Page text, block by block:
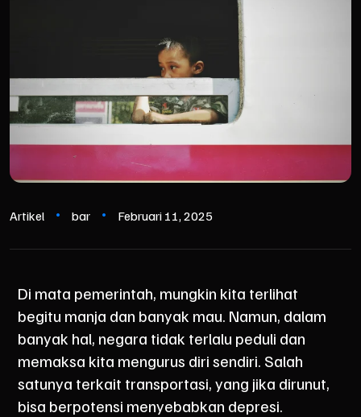
Artikel bar Februari 11, 2025
Di mata pemerintah, mungkin kita terlihat
begitu manja dan banyak mau. Namun, dalam
banyak hal, negara tidak terlalu peduli dan
memaksa kita mengurus diri sendiri. Salah
satunya terkait transportasi, yang jika dirunut,
bisa berpotensi menyebabkan depresi.